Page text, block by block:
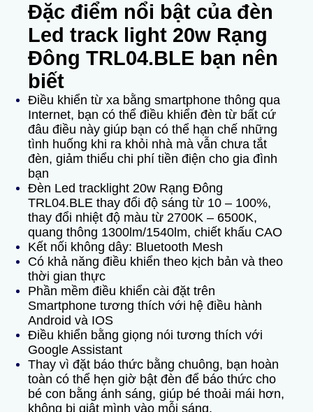
Đặc điểm nổi bật của đèn
Led track light 20w Rạng
Đông TRL04.BLE bạn nên
biết
Điều khiển từ xa bằng smartphone thông qua
Internet, bạn có thể điều khiển đèn từ bất cứ
đâu điều này giúp bạn có thể hạn chế những
tình huống khi ra khỏi nhà mà vẫn chưa tắt
đèn, giảm thiểu chi phí tiền điện cho gia đình
bạn
Đèn Led tracklight 20w Rạng Đông
TRL04.BLE thay đổi độ sáng từ 10 – 100%,
thay đổi nhiệt độ màu từ 2700K – 6500K,
quang thông 1300lm/1540lm, chiết khấu CAO
Kết nối không dây: Bluetooth Mesh
Có khả năng điều khiển theo kịch bản và theo
thời gian thực
Phần mềm điều khiển cài đặt trên
Smartphone tương thích với hệ điều hành
Android và IOS
Điều khiển bằng giọng nói tương thích với
Google Assistant
Thay vì đặt báo thức bằng chuông, bạn hoàn
toàn có thể hẹn giờ bật đèn để báo thức cho
bé con bằng ánh sáng, giúp bé thoải mái hơn,
không bị giật mình vào mỗi sáng.